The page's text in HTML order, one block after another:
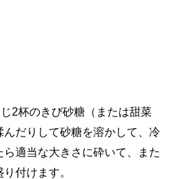
2杯のきび砂糖（または甜菜
だりして砂糖を溶かして、冷
適当な大きさに砕いて、また
付けます。